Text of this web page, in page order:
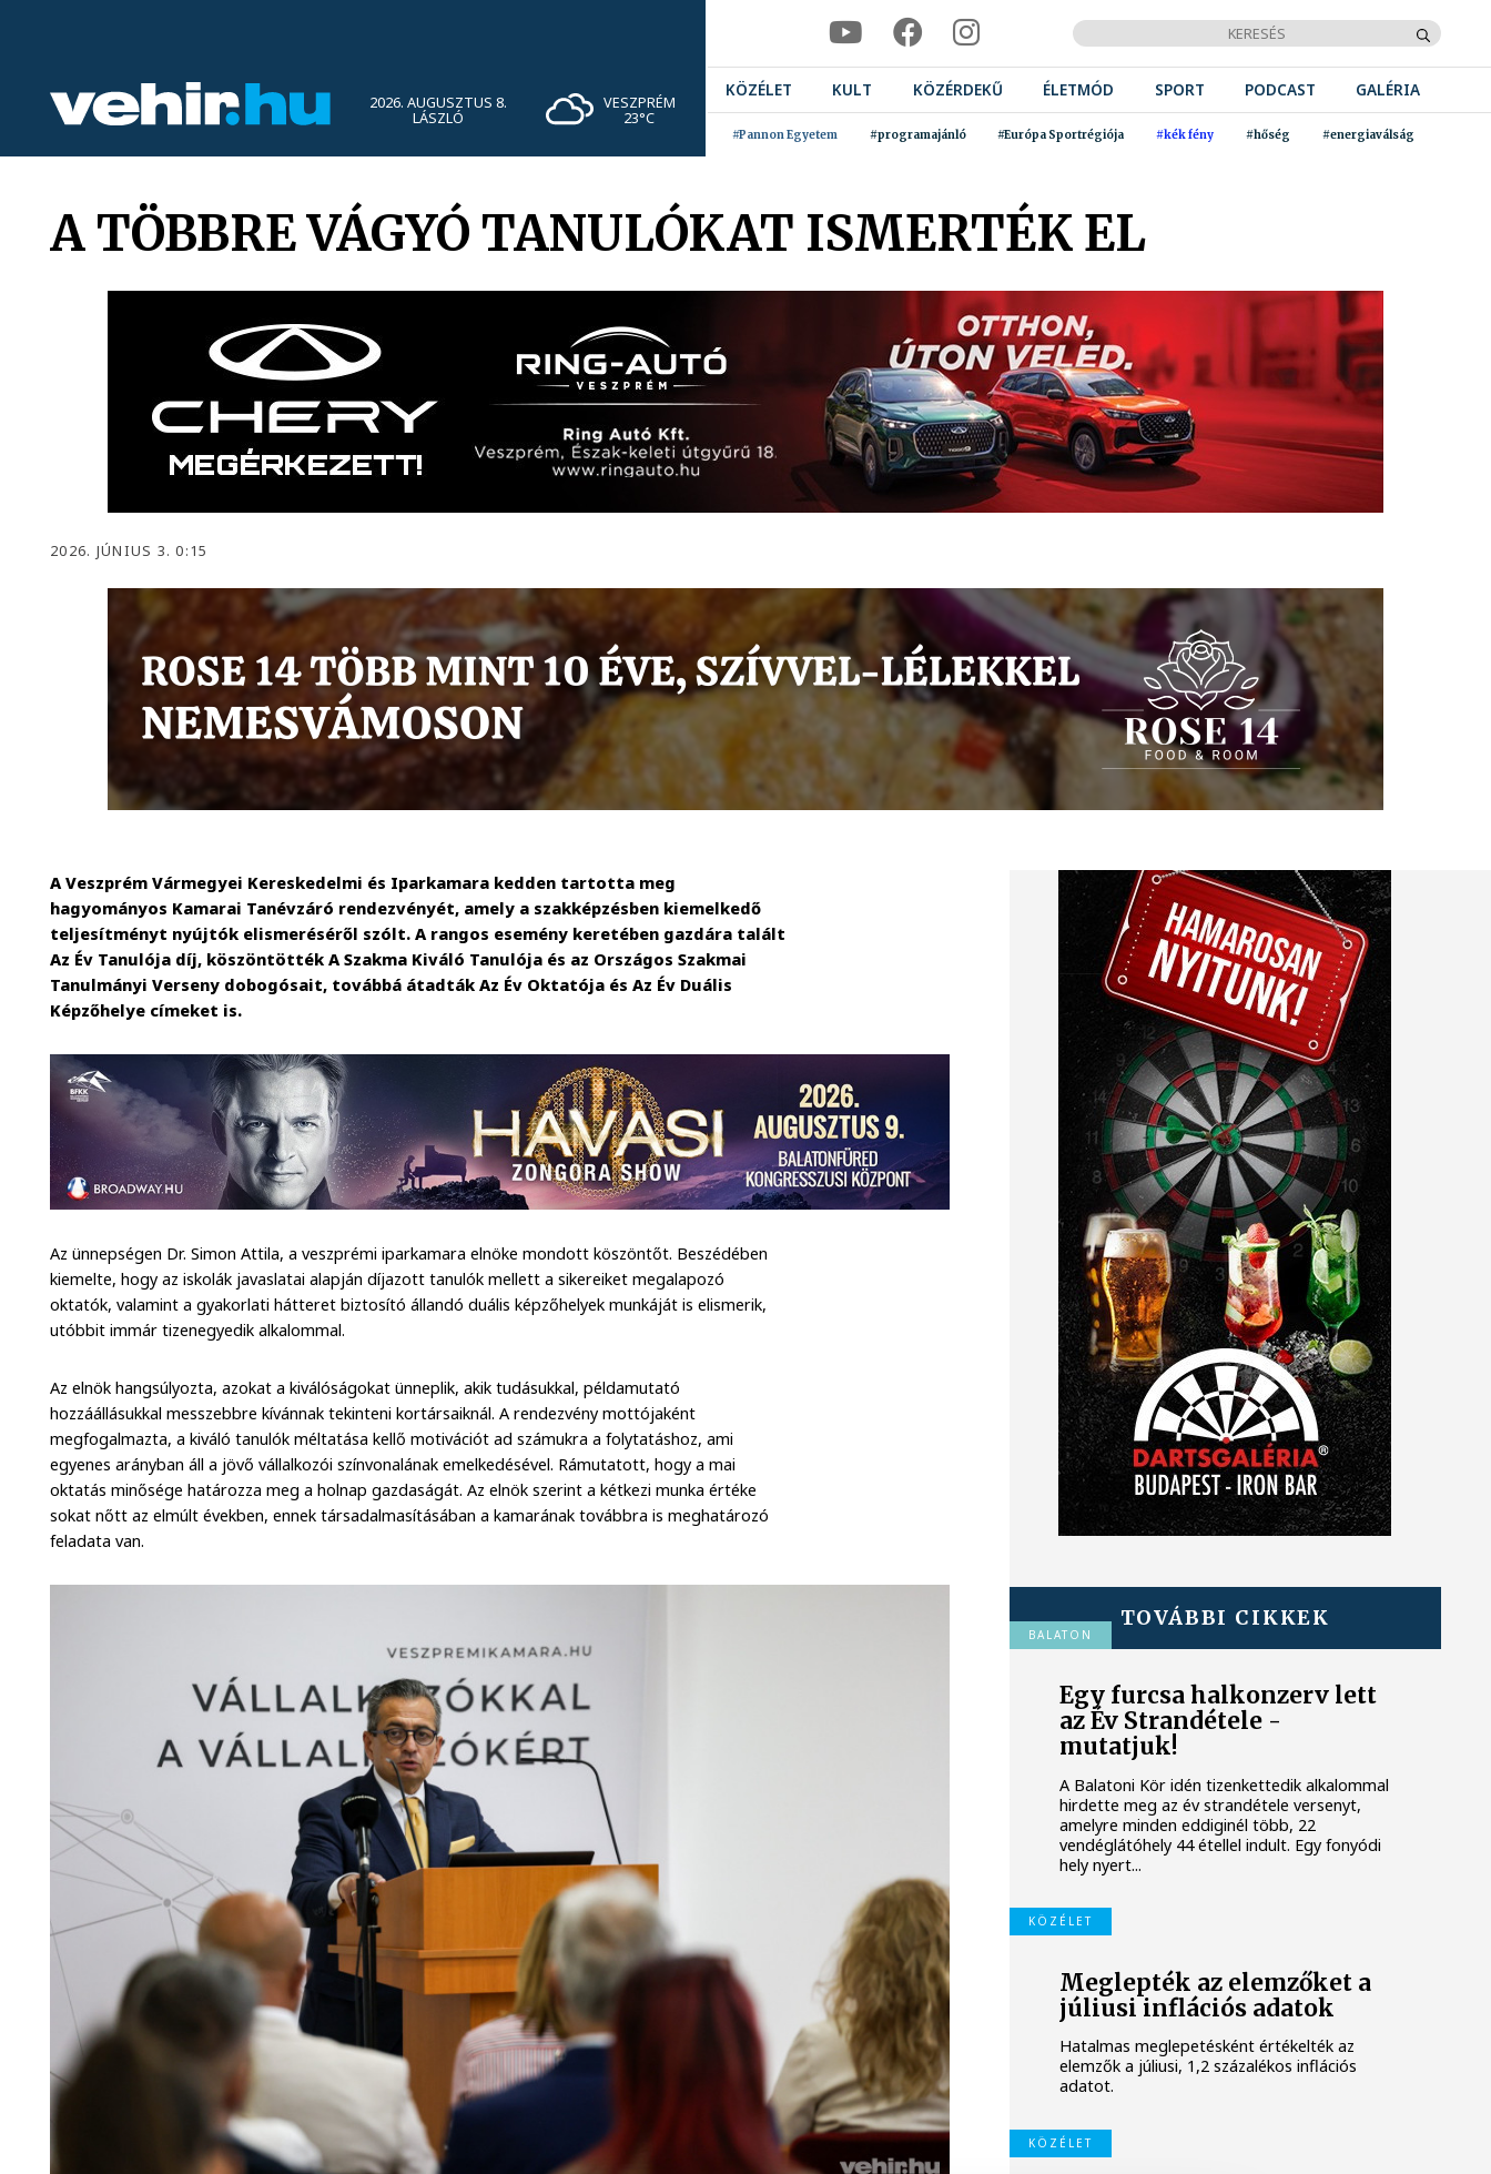
2026. AUGUSZTUS 8.
LÁSZLÓ
VESZPRÉM
23°C
KÖZÉLET KULT KÖZÉRDEKŰ ÉLETMÓD SPORT PODCAST GALÉRIA
#Pannon Egyetem #programajánló #Európa Sportrégiója #kék fény #hőség #energiaválság
A TÖBBRE VÁGYÓ TANULÓKAT ISMERTÉK EL
2026. JÚNIUS 3. 0:15
A Veszprém Vármegyei Kereskedelmi és Iparkamara kedden tartotta meg
hagyományos Kamarai Tanévzáró rendezvényét, amely a szakképzésben kiemelkedő
teljesítményt nyújtók elismeréséről szólt. A rangos esemény keretében gazdára talált
Az Év Tanulója díj, köszöntötték A Szakma Kiváló Tanulója és az Országos Szakmai
Tanulmányi Verseny dobogósait, továbbá átadták Az Év Oktatója és Az Év Duális
Képzőhelye címeket is.
Az ünnepségen Dr. Simon Attila, a veszprémi iparkamara elnöke mondott köszöntőt. Beszédében
kiemelte, hogy az iskolák javaslatai alapján díjazott tanulók mellett a sikereiket megalapozó
oktatók, valamint a gyakorlati hátteret biztosító állandó duális képzőhelyek munkáját is elismerik,
utóbbit immár tizenegyedik alkalommal.
Az elnök hangsúlyozta, azokat a kiválóságokat ünneplik, akik tudásukkal, példamutató
hozzáállásukkal messzebbre kívánnak tekinteni kortársaiknál. A rendezvény mottójaként
megfogalmazta, a kiváló tanulók méltatása kellő motivációt ad számukra a folytatáshoz, ami
egyenes arányban áll a jövő vállalkozói színvonalának emelkedésével. Rámutatott, hogy a mai
oktatás minősége határozza meg a holnap gazdaságát. Az elnök szerint a kétkezi munka értéke
sokat nőtt az elmúlt években, ennek társadalmasításában a kamarának továbbra is meghatározó
feladata van.
TOVÁBBI CIKKEK
BALATON
Egy furcsa halkonzerv lett
az Év Strandétele -
mutatjuk!
A Balatoni Kör idén tizenkettedik alkalommal
hirdette meg az év strandétele versenyt,
amelyre minden eddiginél több, 22
vendéglátóhely 44 étellel indult. Egy fonyódi
hely nyert...
KÖZÉLET
Meglepték az elemzőket a
júliusi inflációs adatok
Hatalmas meglepetésként értékelték az
elemzők a júliusi, 1,2 százalékos inflációs
adatot.
KÖZÉLET